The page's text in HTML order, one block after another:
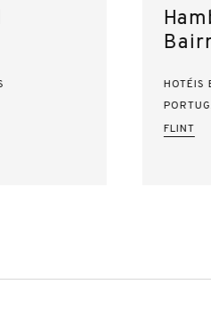
HOTÉIS
FLINT